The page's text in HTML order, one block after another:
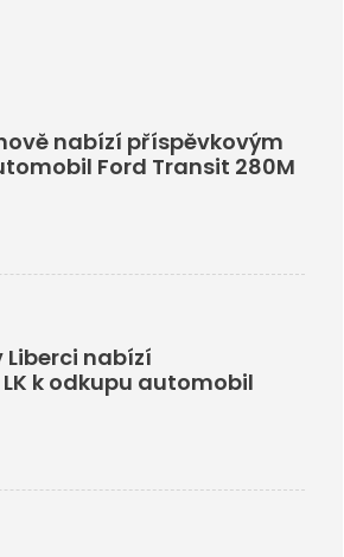
nabízí příspěvkovým
Ford Transit 280M
nabízí
k odkupu automobil